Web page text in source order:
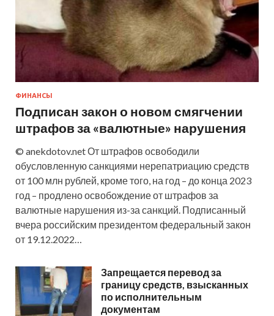
ФИНАНСЫ
Подписан закон о новом смягчении
штрафов за «валютные» нарушения
© anekdotov.net От штрафов освободили
обусловленную санкциями нерепатриацию средств
от 100 млн рублей, кроме того, на год – до конца 2023
год – продлено освобождение от штрафов за
валютные нарушения из-за санкций. Подписанный
вчера российским президентом федеральный закон
от 19.12.2022…
Запрещается перевод за
границу средств, взысканных
по исполнительным
документам